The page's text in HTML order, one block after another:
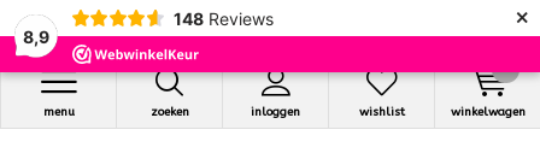
8,9
148 Reviews ×
zoeken inloggen
menu wishlist winkelwagen